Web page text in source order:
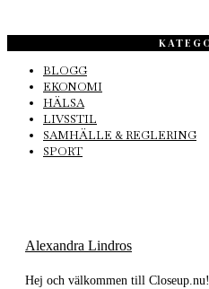
BLOGG
EKONOMI
HÄLSA
LIVSSTIL
SAMHÄLLE & REGLERING
SPORT
Alexandra Lindros
Hej och välkommen till